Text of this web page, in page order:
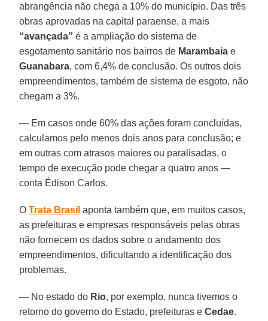
abrangência não chega a 10% do município. Das três
obras aprovadas na capital paraense, a mais
“avançada” é a ampliação do sistema de
esgotamento sanitário nos bairros de Marambaia e
Guanabara, com 6,4% de conclusão. Os outros dois
empreendimentos, também de sistema de esgoto, não
chegam a 3%.
— Em casos onde 60% das ações foram concluídas,
calculamos pelo menos dois anos para conclusão; e
em outras com atrasos maiores ou paralisadas, o
tempo de execução pode chegar a quatro anos —
conta Édison Carlos.
OTrata Brasil aponta também que, em muitos casos,
as prefeituras e empresas responsáveis pelas obras
não fornecem os dados sobre o andamento dos
empreendimentos, dificultando a identificação dos
problemas.
— No estado do Rio, por exemplo, nunca tivemos o
retorno do governo do Estado, prefeituras eCedae.